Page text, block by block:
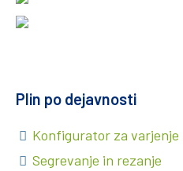
Plin po dejavnosti
Konfigurator za varjenje
Segrevanje in rezanje